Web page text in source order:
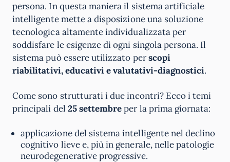
persona. In questa maniera il sistema artificiale
intelligente mette a disposizione una soluzione
tecnologica altamente individualizzata per
soddisfare le esigenze di ogni singola persona. Il
sistema può essere utilizzato perscopi
riabilitativi, educativi e valutativi-diagnostici.
Come sono strutturati i due incontri? Ecco i temi
principali del 25 settembreper la prima giornata:
applicazione del sistema intelligente nel declino
cognitivo lieve e, più in generale, nelle patologie
neurodegenerative progressive.